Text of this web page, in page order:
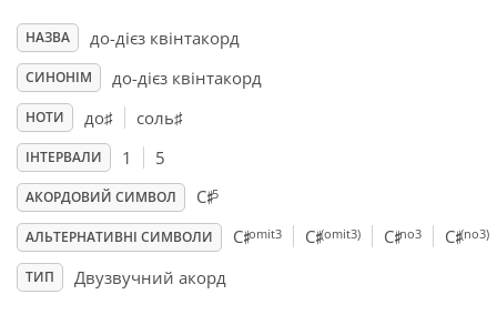
Deutsch
English
Español
НАЗВА до-дієз квінтакорд
СИНОНІМ до-дієз квінтакорд
НОТИ до♯ соль♯
ІНТЕРВАЛИ 1 5
АКОРДОВИЙ СИМВОЛ C♯5
АЛЬТЕРНАТИВНІ СИМВОЛИ C♯omit3 C♯(omit3) C♯no3 C♯(no3)
ТИП Двузвучний акорд